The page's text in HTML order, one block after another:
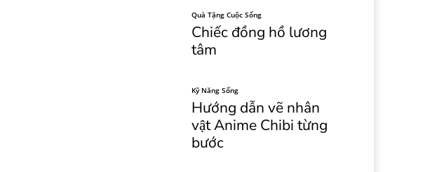
Quà Tặng Cuộc Sống
Chiếc đồng hồ lương
tâm
Kỹ Năng Sống
Hướng dẫn vẽ nhân
vật Anime Chibi từng
bước